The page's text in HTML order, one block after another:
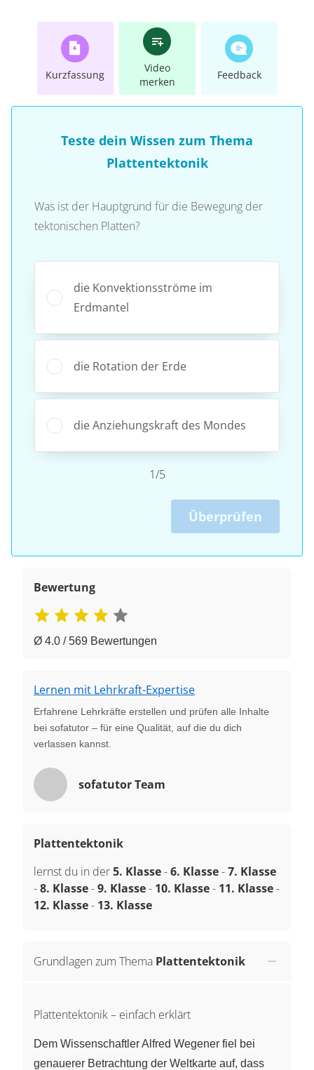
Kurzfassung
Video
merken
Feedback
Teste dein Wissen zum Thema
Plattentektonik
Was ist der Hauptgrund für die Bewegung der
tektonischen Platten?
die Konvektionsströme im
Erdmantel
die Rotation der Erde
die Anziehungskraft des Mondes
1/5
Überprüfen
Bewertung
Ø 4.0 / 569 Bewertungen
Lernen mit Lehrkraft-Expertise
Erfahrene Lehrkräfte erstellen und prüfen alle Inhalte
bei sofatutor – für eine Qualität, auf die du dich
verlassen kannst.
sofatutor Team
Plattentektonik
lernst du in der5. Klasse-6. Klasse-7. Klasse
-8. Klasse-9. Klasse- 10. Klasse- 11. Klasse-
12. Klasse- 13. Klasse
Grundlagen zum Thema Plattentektonik
Plattentektonik – einfach erklärt
Dem Wissenschaftler Alfred Wegener fiel bei
genauerer Betrachtung der Weltkarte auf, dass